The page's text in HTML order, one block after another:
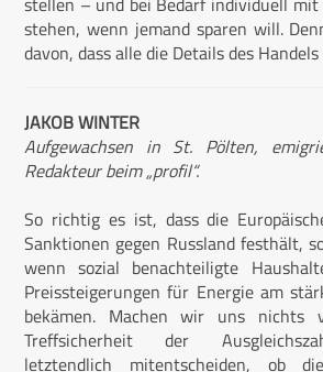
stehen, wenn jemand sparen will.
davon, dass alle die Details des
JAKOB WINTER
Aufgewachsen in St. Pölten,
Redakteur beim „profil“.
So richtig es ist, dass die
Sanktionen gegen Russland festhält,
wenn sozial benachteiligte
Preissteigerungen für Energie am
bekämen. Machen wir uns nichts
Treffsicherheit der
letztendlich mitentscheiden, ob